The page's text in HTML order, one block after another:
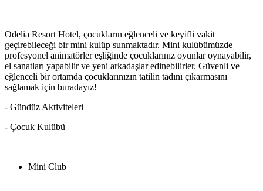
Odelia Resort Hotel, çocukların eğlenceli ve keyifli vakit
geçirebileceği bir mini kulüp sunmaktadır. Mini kulübümüzde
profesyonel animatörler eşliğinde çocuklarınız oyunlar oynayabilir,
el sanatları yapabilir ve yeni arkadaşlar edinebilirler. Güvenli ve
eğlenceli bir ortamda çocuklarınızın tatilin tadını çıkarmasını
sağlamak için buradayız!
- Gündüz Aktiviteleri
- Çocuk Kulübü
Mini Club